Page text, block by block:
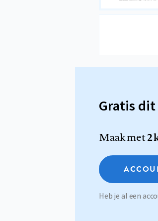
Gratis
Maak met2
Heb je al een